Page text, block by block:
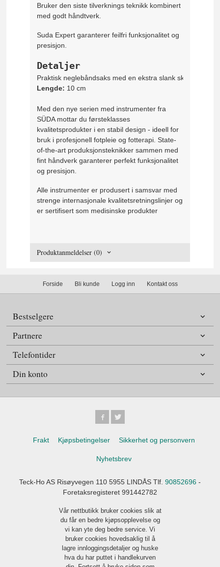
Bruker den siste tilverknings teknikk kombinert
med godt håndtverk.
Suda Expert garanterer feilfri funksjonalitet og
presisjon.
Detaljer
Praktisk neglebåndsaks med en ekstra slank skjæreflate
Lengde: 10 cm
Med den nye serien med instrumenter fra
SÜDA mottar du førsteklasses
kvalitetsprodukter i en stabil design - ideell for
bruk i profesjonell fotpleie og fotterapi. State-
of-the-art produksjonsteknikker sammen med
fint håndverk garanterer perfekt funksjonalitet
og presisjon.
Alle instrumenter er produsert i samsvar med
strenge internasjonale kvalitetsretningslinjer og
er sertifisert som medisinske produkter
Produktanmeldelser (0)
Forside Bli kunde Logg inn Kontakt oss
Bestselgere
Partnere
Telefontider
Din konto
Frakt Kjøpsbetingelser Sikkerhet og personvern
Nyhetsbrev
Teck-Ho AS Risøyvegen 110 5955 LINDÅS Tlf. 90852696 -
Foretaksregisteret 991442782
Vår nettbutikk bruker cookies slik at
du får en bedre kjøpsopplevelse og
vi kan yte deg bedre service. Vi
bruker cookies hovedsaklig til å
lagre innloggingsdetaljer og huske
hva du har puttet i handlekurven